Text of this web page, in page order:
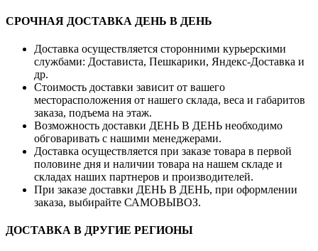
СРОЧНАЯ ДОСТАВКА ДЕНЬ В ДЕНЬ
Доставка осуществляется сторонними курьерскими
службами: Достависта, Пешкарики, Яндекс-Доставка и
др.
Стоимость доставки зависит от вашего
месторасположения от нашего склада, веса и габаритов
заказа, подъема на этаж.
Возможность доставки ДЕНЬ В ДЕНЬ необходимо
обговаривать с нашими менеджерами.
Доставка осуществляется при заказе товара в первой
половине дня и наличии товара на нашем складе и
складах наших партнеров и производителей.
При заказе доставки ДЕНЬ В ДЕНЬ, при оформлении
заказа, выбирайте САМОВЫВОЗ.
ДОСТАВКА В ДРУГИЕ РЕГИОНЫ